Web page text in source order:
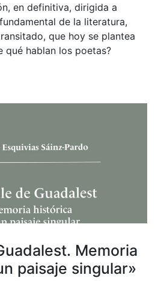
en definitiva, dirigida a
de la literatura,
que hoy se plantea
qué hablan los poetas?
Memoria
paisaje singular»